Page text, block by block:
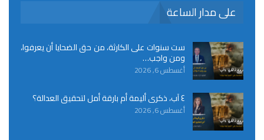
على مدار الساعة
ست سنوات على الكارثة، من حق الضحايا أن يعرفوا،
ومن واجب…
أغسطس 6, 2026
٤ آب، ذكرى أليمة أم بارقة أمل لتحقيق العدالة؟
أغسطس 6, 2026